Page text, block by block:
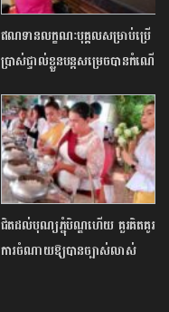
ឥណទានលក្ខណៈបុគ្គលសម្រាប់ប្រើ
ប្រាស់ផ្ទាល់ខ្លួនបន្តសម្រេចបានកំណើន
ជិតដល់បុណ្យភ្ជុំបិណ្ឌហើយ គួរគិតគូរ
ការចំណាយឱ្យបានច្បាស់លាស់